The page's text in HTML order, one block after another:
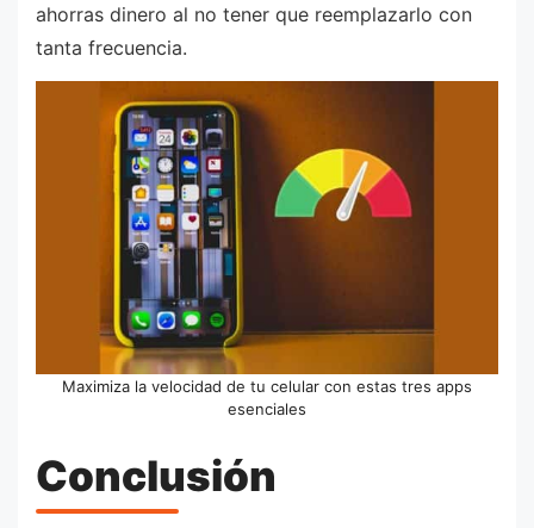
ahorras dinero al no tener que reemplazarlo con
tanta frecuencia.
Maximiza la velocidad de tu celular con estas tres apps
esenciales
Conclusión